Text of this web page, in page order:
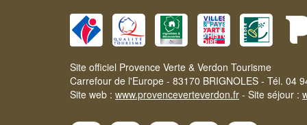
Site officiel Provence Verte & Verdon Tourisme
Carrefour de l'Europe - 83170 BRIGNOLES - Tél. 04
Site web : www.provenceverteverdon.fr - Site séjour :